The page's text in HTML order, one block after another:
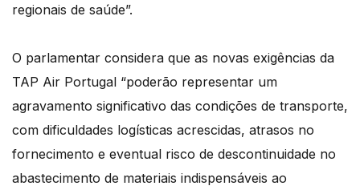
regionais de saúde”.
O parlamentar considera que as novas exigências da
TAP Air Portugal “poderão representar um
agravamento significativo das condições de transporte,
com dificuldades logísticas acrescidas, atrasos no
fornecimento e eventual risco de descontinuidade no
abastecimento de materiais indispensáveis ao